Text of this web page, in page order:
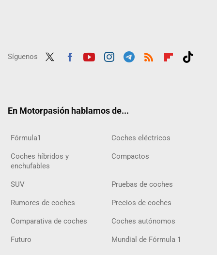
Síguenos
En Motorpasión hablamos de...
Fórmula1 Coches eléctricos
Coches híbridos y
enchufables
Compactos
SUV Pruebas de coches
Rumores de coches Precios de coches
Comparativa de coches Coches autónomos
Futuro Mundial de Fórmula 1